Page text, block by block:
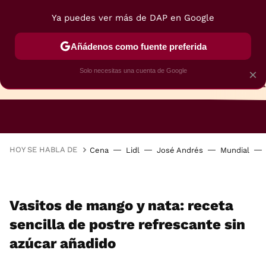
HOY SE HABLA DE Cena Lidl José Andrés Mundial
Vasitos de mango y nata: receta
sencilla de postre refrescante sin
azúcar añadido
×
Ya puedes ver más de DAP en Google
Añádenos como fuente preferida
Solo necesitas una cuenta de Google